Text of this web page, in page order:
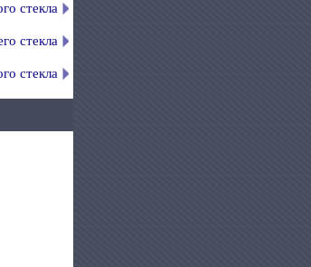
стекла
стекла
стекла